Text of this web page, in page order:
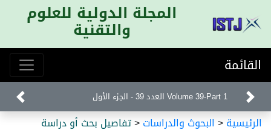
المجلة الدولية للعلوم
والتقنية
القائمة
Volume 39-Part 1 العدد 39 - الجزء الأول
الرئيسية< البحوث والدراسات<تفاصيل بحث أو دراسة